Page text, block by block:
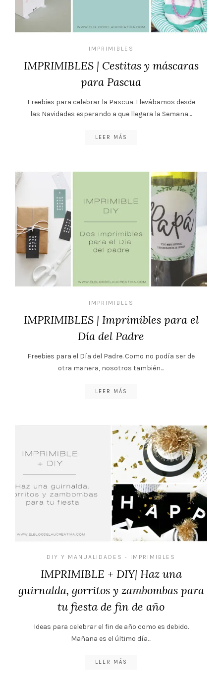
IMPRIMIBLES
IMPRIMIBLES | Cestitas y máscaras
para Pascua
Freebies para celebrar la Pascua. Llevábamos desde
las Navidades esperando a que llegara la Semana…
LEER MÁS
IMPRIMIBLES
IMPRIMIBLES | Imprimibles para el
Día del Padre
Freebies para el Día del Padre. Como no podía ser de
otra manera, nosotros también…
LEER MÁS
DIY Y MANUALIDADES • IMPRIMIBLES
IMPRIMIBLE + DIY| Haz una
guirnalda, gorritos y zambombas para
tu fiesta de fin de año
Ideas para celebrar el fin de año como es debido.
Mañana es el último día…
LEER MÁS